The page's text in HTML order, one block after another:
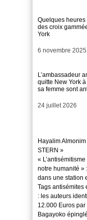
Quelques heures
des croix
York
Date
6 novembre 2025
L’ambassadeur
quitte New York
sa femme sont
Date
24 juillet 2026
Hayalim
STERN »
«
notre humanité »
dans une station
Tags antisémites
: les auteurs
12.000 Euros
Bagayoko